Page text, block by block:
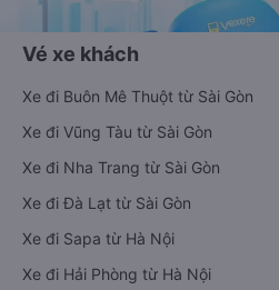
Vé xe khách
Xe đi Buôn Mê Thuột từ Sài Gòn
Xe đi Vũng Tàu từ Sài Gòn
Xe đi Nha Trang từ Sài Gòn
Xe đi Đà Lạt từ Sài Gòn
Xe đi Sapa từ Hà Nội
Xe đi Hải Phòng từ Hà Nội